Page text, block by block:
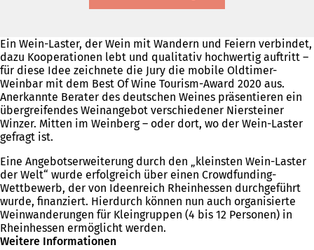
neuen
Ein Wein-Laster, der Wein mit Wandern und Feiern verbindet,
dazu Kooperationen lebt und qualitativ hochwertig auftritt –
für diese Idee zeichnete die Jury die mobile Oldtimer-
Weinbar mit dem Best Of Wine Tourism-Award 2020 aus.
Anerkannte Berater des deutschen Weines präsentieren ein
übergreifendes Weinangebot verschiedener Niersteiner
Winzer. Mitten im Weinberg – oder dort, wo der Wein-Laster
gefragt ist.
Eine Angebotserweiterung durch den „kleinsten Wein-Laster
der Welt“ wurde erfolgreich über einen Crowdfunding-
Wettbewerb, der von Ideenreich Rheinhessen durchgeführt
wurde, finanziert. Hierdurch können nun auch organisierte
Weinwanderungen für Kleingruppen (4 bis 12 Personen) in
Rheinhessen ermöglicht werden.
Weitere Informationen